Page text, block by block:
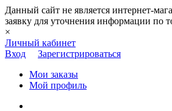
Данный сайт не является интернет-
заявку для уточнения информации по
×
Личный кабинет
Вход
Зарегистрироваться
Мои заказы
Мой профиль